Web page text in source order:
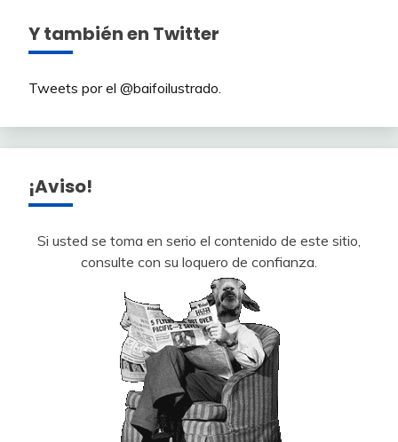
Y también en Twitter
Tweets por el @baifoilustrado.
¡Aviso!
Si usted se toma en serio el contenido de este sitio,
consulte con su loquero de confianza.